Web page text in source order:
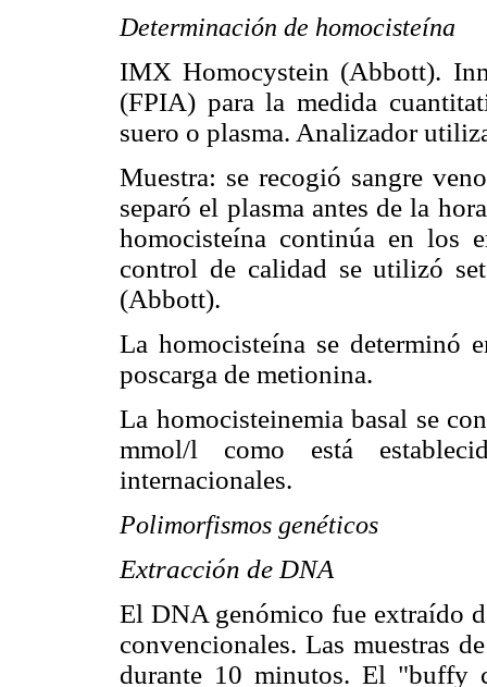
Determinación de homocisteína
IMX Homocystein (Abbott).
(FPIA) para la medida
suero o plasma. Analizador
Muestra: se recogió sangre
separó el plasma antes de la
homocisteína continúa en los
control de calidad se utilizó
(Abbott).
La homocisteína se determinó
poscarga de metionina.
La homocisteinemia basal se
mmol/l como está
internacionales.
Polimorfismos genéticos
Extracción de DNA
El DNA genómico fue extraído
convencionales. Las muestras
durante 10 minutos. El "buffy